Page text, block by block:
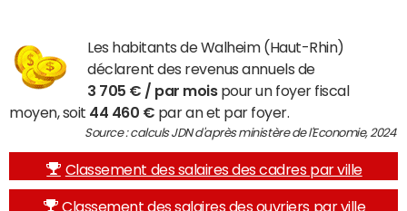
Les habitants de Walheim (Haut-Rhin)
déclarent des revenus annuels de
3 705 € / par moispour un foyer fiscal
moyen, soit 44 460 € par an et par foyer.
Source : calculs JDN d'après ministère de l'Economie, 2024
Classement des salaires des cadres par ville
Classement des salaires des ouvriers par ville